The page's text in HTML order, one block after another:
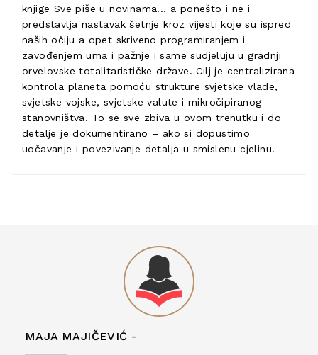
knjige Sve piše u novinama... a ponešto i ne i
predstavlja nastavak šetnje kroz vijesti koje su ispred
naših očiju a opet skriveno programiranjem i
zavođenjem uma i pažnje i same sudjeluju u gradnji
orvelovske totalitarističke države. Cilj je centralizirana
kontrola planeta pomoću strukture svjetske vlade,
svjetske vojske, svjetske valute i mikročipiranog
stanovništva. To se sve zbiva u ovom trenutku i do
detalje je dokumentirano – ako si dopustimo
uočavanje i povezivanje detalja u smislenu cjelinu.
MAJA MAJIČEVIĆ - -